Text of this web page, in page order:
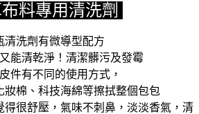
料專用清洗劑
清洗劑有微導型配方
能清乾淨！清潔髒污及發霉
件有不同的使用方式，
妝棉、科技海綿等擦拭整個包包
得很舒壓，氣味不刺鼻，淡淡香氣，清